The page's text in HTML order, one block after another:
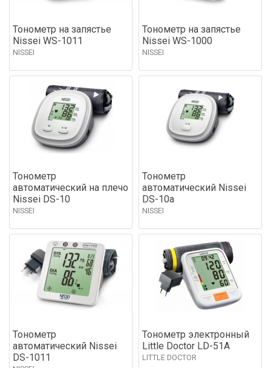
Тонометр на запястье
Nissei WS-1011
NISSEI
Тонометр на запястье
Nissei WS-1000
NISSEI
Тонометр
автоматический на плечо
Nissei DS-10
NISSEI
Тонометр
автоматический Nissei
DS-10a
NISSEI
Тонометр
автоматический Nissei
DS-1011
Тонометр электронный
Little Doctor LD-51А
LITTLE DOCTOR